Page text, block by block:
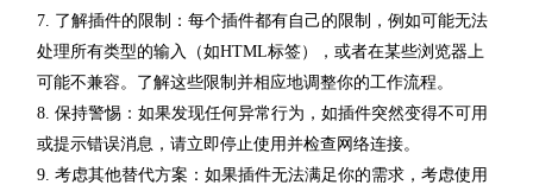
7. 了解插件的限制：每个插件都有自己的限制，例如可能无法
处理所有类型的输入（如HTML标签），或者在某些浏览器上
可能不兼容。了解这些限制并相应地调整你的工作流程。
8. 保持警惕：如果发现任何异常行为，如插件突然变得不可用
或提示错误消息，请立即停止使用并检查网络连接。
9. 考虑其他替代方案：如果插件无法满足你的需求，考虑使用